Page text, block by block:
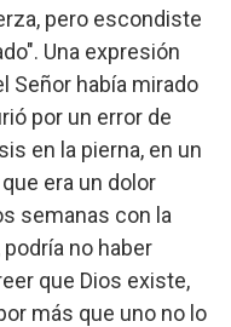
pero escondiste
Una expresión
Señor había mirado
por un error de
en la pierna, en un
era un dolor
semanas con la
no haber
que Dios existe,
más que uno no lo